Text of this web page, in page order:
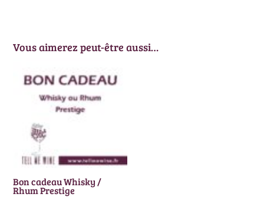
Vous aimerez peut-être aussi…
Bon cadeau Whisky /
Rhum Prestige